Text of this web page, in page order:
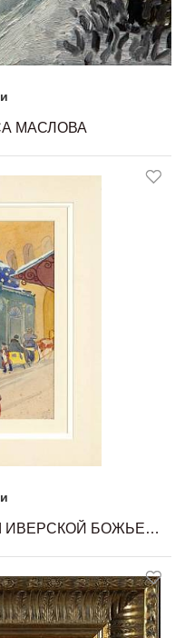
МАСЛОВА
ЮОН К.Ф. ЧАСОВНЯ ИКОНЫ ИВЕРСКОЙ БОЖЬЕЙ МАТЕРИ У ВОСКРЕСЕНСКИХ ВОРОТ. МОСКВА